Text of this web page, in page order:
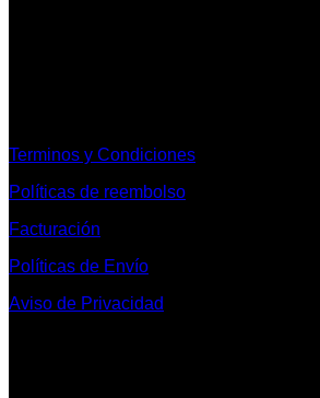
Terminos y Condiciones
Políticas de reembolso
Facturación
Políticas de Envío
Aviso de Privacidad